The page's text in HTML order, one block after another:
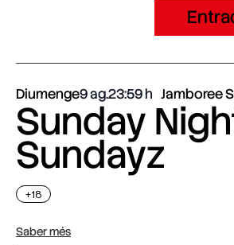
Diumenge9 ag.23:59 Jamboree
Sunday
Sundayz
+18
Saber més